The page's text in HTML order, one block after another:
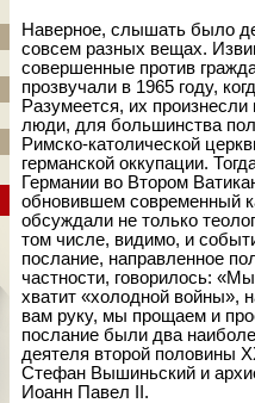
Наверное, слышать было
совсем разных вещах.
совершенные против
прозвучали в 1965 году,
Разумеется, их
люди, для большинства
Римско-католической
германской оккупации.
Германии во Втором
обновившем современный
обсуждали не только
том числе, видимо, и
послание, направленное
частности, говорилось:
хватит «холодной войны»,
вам руку, мы прощаем и
послание были два
деятеля второй половины
Стефан Вышиньский и
Иоанн Павел II.